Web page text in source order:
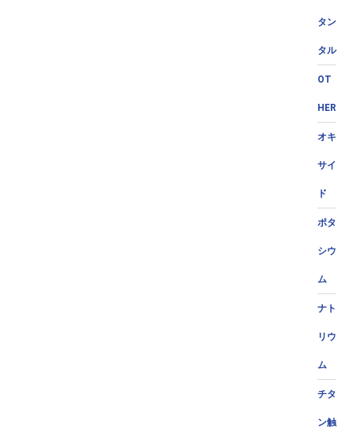
タン
タル
OT
HER
オキ
サイ
ド
ポタ
シウ
ム
ナト
リウ
ム
チタ
ン触